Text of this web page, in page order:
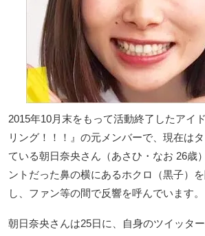
2015年10月末をもって活動終了したアイ
リング！！！』の元メンバーで、現在は
ている朝日奈央さん（あさひ・なお 26歳
ントだった鼻の横にあるホクロ（黒子）
し、ファン等の間で反響を呼んでいます。
朝日奈央さんは25日に、自身のツイッタ